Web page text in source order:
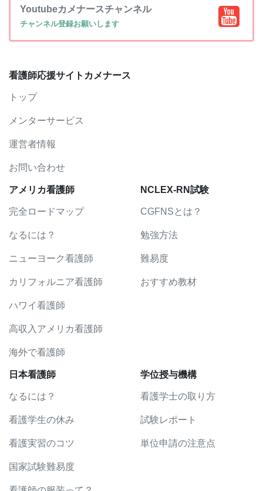
Youtubeカメナースチャンネル
チャンネル登録お願いします
看護師応援サイトカメナース
トップ
メンターサービス
運営者情報
お問い合わせ
アメリカ看護師
完全ロードマップ
なるには？
ニューヨーク看護師
カリフォルニア看護師
ハワイ看護師
高収入アメリカ看護師
海外で看護師
NCLEX-RN試験
CGFNSとは？
勉強方法
難易度
おすすめ教材
日本看護師
なるには？
看護学生の休み
看護実習のコツ
国家試験難易度
学位授与機構
看護学士の取り方
試験レポート
単位申請の注意点